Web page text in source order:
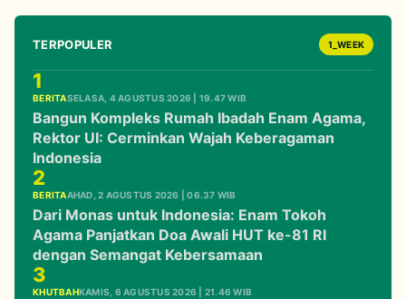
TERPOPULER 1_WEEK
1
BERITASELASA, 4 AGUSTUS 2026 | 19.47 WIB
Bangun Kompleks Rumah Ibadah Enam Agama,
Rektor UI: Cerminkan Wajah Keberagaman
Indonesia
2
BERITAAHAD, 2 AGUSTUS 2026 | 06.37 WIB
Dari Monas untuk Indonesia: Enam Tokoh
Agama Panjatkan Doa Awali HUT ke-81 RI
dengan Semangat Kebersamaan
3
KHUTBAHKAMIS, 6 AGUSTUS 2026 | 21.46 WIB